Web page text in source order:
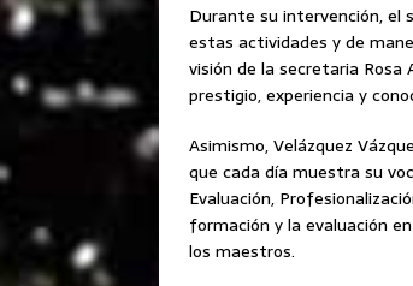
Durante su intervención, el
estas actividades y de
visión de la secretaria
prestigio, experiencia y
Asimismo, Velázquez
que cada día muestra su
Evaluación,
formación y la evaluación
los maestros.